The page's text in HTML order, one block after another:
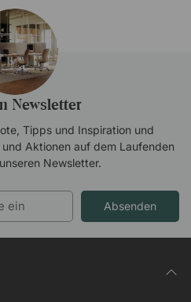
Newsletter
Tipps und Inspiration und
Aktionen auf dem Laufenden
Newsletter.
Absenden